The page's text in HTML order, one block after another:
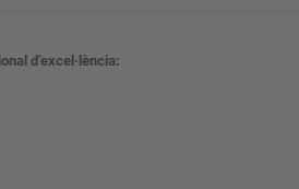
d’excel·lència